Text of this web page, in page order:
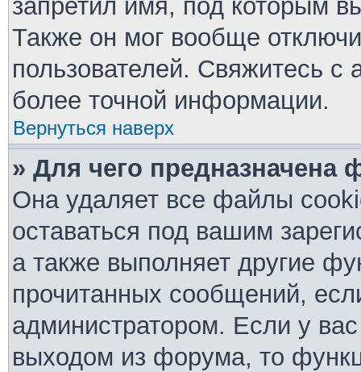
запретил имя, под которым
Также он мог вообще
пользователей. Свяжитесь с
более точной информации.
Вернуться наверх
» Для чего предназначена
Она удаляет все файлы
оставаться под вашим
а также выполняет другие
прочитанных сообщений,
администратором. Если у
выходом из форума, то